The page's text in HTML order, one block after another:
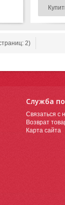
2)
Служба
Связаться с
Возврат
Карта сайта